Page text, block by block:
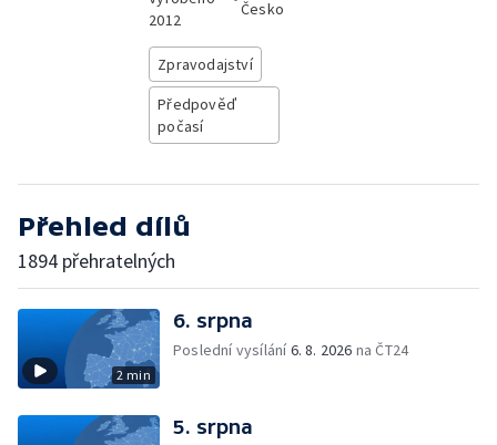
2012
Česko
Zpravodajství
Předpověď
počasí
Přehled dílů
1894 přehratelných
2 min
6. srpna
Poslední vysílání6. 8. 2026 na ČT24
5. srpna